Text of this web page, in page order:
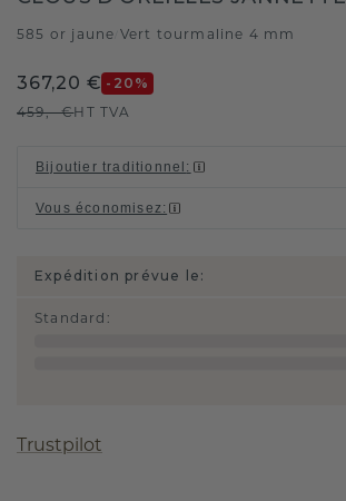
585 or jaune Vert tourmaline 4 mm
367,20 € -20 %
459,- €HT TVA
Bijoutier traditionnel :
Vous économisez:
Expédition prévue le:
Standard :
Trustpilot